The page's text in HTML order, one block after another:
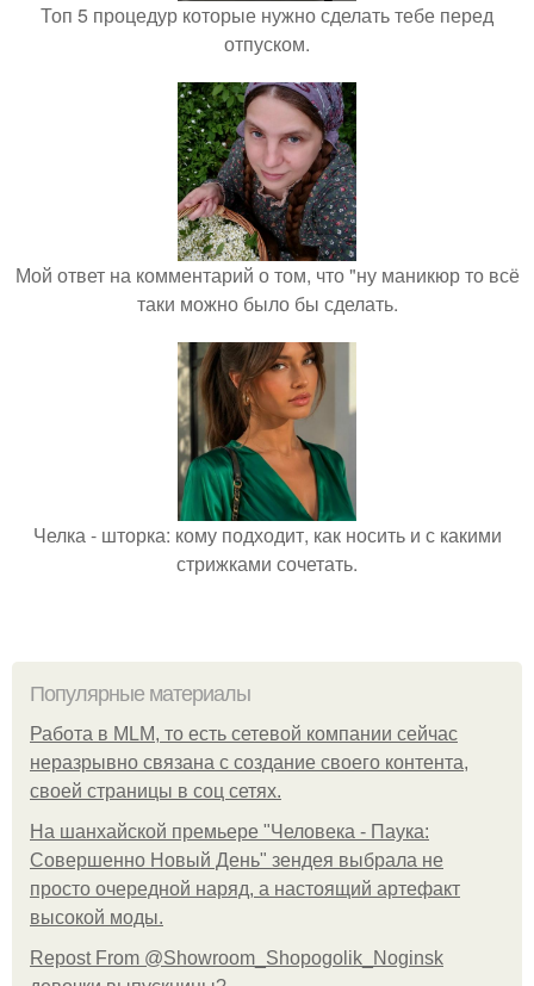
Топ 5 процедур которые нужно сделать тебе перед
отпуском.
Мой ответ на комментарий о том, что "ну маникюр то всё
таки можно было бы сделать.
Челка - шторка: кому подходит, как носить и с какими
стрижками сочетать.
Популярные материалы
Работа в MLM, то есть сетевой компании сейчас
неразрывно связана с создание своего контента,
своей страницы в соц сетях.
На шанхайской премьере "Человека - Паука:
Совершенно Новый День" зендея выбрала не
просто очередной наряд, а настоящий артефакт
высокой моды.
Repost From @Showroom_Shopogolik_Noginsk